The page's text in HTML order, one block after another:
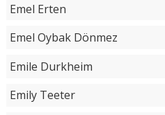
Emel Erten
Emel Oybak Dönmez
Emile Durkheim
Emily Teeter